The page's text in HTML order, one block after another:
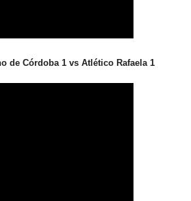
de Córdoba 1 vs Atlético Rafaela 1